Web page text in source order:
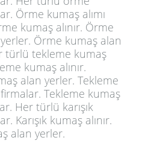
Örme kumaş alımı
kumaş alınır. Örme
Örme kumaş alan
türlü tekleme kumaş
kumaş alınır.
alan yerler. Tekleme
Tekleme kumaş
Her türlü karışık
Karışık kumaş alınır.
alan yerler.